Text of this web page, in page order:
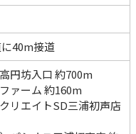
40m接道
円坊入口 約700m
ァーム 約160m
リエイトSD三浦初声店